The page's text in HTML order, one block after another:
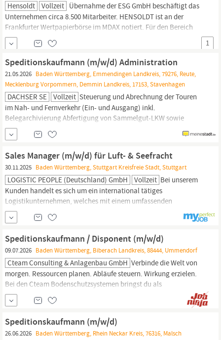
Hensoldt Vollzeit Übernahme der ESG GmbH beschäftigt das
Unternehmen circa 8.500 Mitarbeiter. HENSOLDT ist an der
Frankfurter Wertpapierbörse im MDAX notiert. Für den Bereich
HIHB-Main Battle Systems suchen wir am Standort Oberkochen
zum nächsten möglichen Zeitpunkt einen
Delivery Manager (w/m/d) Die Abteilung Main Battle Systems
innerhalb des...
1
Speditionskaufmann (m/w/d) Administration
21.05.2026 Baden Württemberg, Emmendingen Landkreis, 79276, Reute,
Mecklenburg Vorpommern, Demmin Landkreis, 17153, Stavenhagen
DACHSER SE Vollzeit Steuerung und Abrechnung der Touren
im Nah- und Fernverkehr (Ein- und Ausgang) inkl.
Belegarchivierung Abfertigung von Sammelgut-LKW sowie
Koordination und Kontrolle der Verladeprozesse Koordination
von Selbstanlieferungen sowie Steuerung der Fahrzeuge im
Yard-/Hofmanagementsystem inkl. Fahrzeugannahme
Bearbeitung, Prüfung und Pflege von Transportdaten im
Transport...
Sales Manager (m/w/d) für Luft- & Seefracht
30.11.2025 Baden Württemberg, Stuttgart Kreisfreie Stadt, Stuttgart
LOGISTIC PEOPLE (Deutschland) GmbH Vollzeit Bei unserem
Kunden handelt es sich um ein international tätiges
Logistikunternehmen, welches mit einem umfassenden
Niederlassungsnetzwerk vertreten ist. DEINE AUFGABEN
Regionale Kundenakquise: Du identifizierst und gewinnst aktiv
Baden-Württemberg
und baust so dein eigenes
Vertriebsgebiet nachhaltig auf.
Speditionskaufmann / Disponent (m/w/d)
09.07.2026 Baden Württemberg, Biberach Landkreis, 88444, Ummendorf
Cteam Consulting & Anlagenbau GmbH Verbinde die Welt von
morgen. Ressourcen planen. Abläufe steuern. Wirkung erzielen.
Bei den Cteam Bodenschutzsystemen bringst du als
Speditionskaufmann
/ Disponent (m/w/d) Einsätze, Material und
Mannschaft auf die Straße – oder besser gesagt: auf den Boden.
Die Cteam Gruppe ist ein führender Dienstleister im deutschen
und
Speditionskaufmann (m/w/d)
26.06.2026 Baden Württemberg, Rhein Neckar Kreis, 76316, Malsch